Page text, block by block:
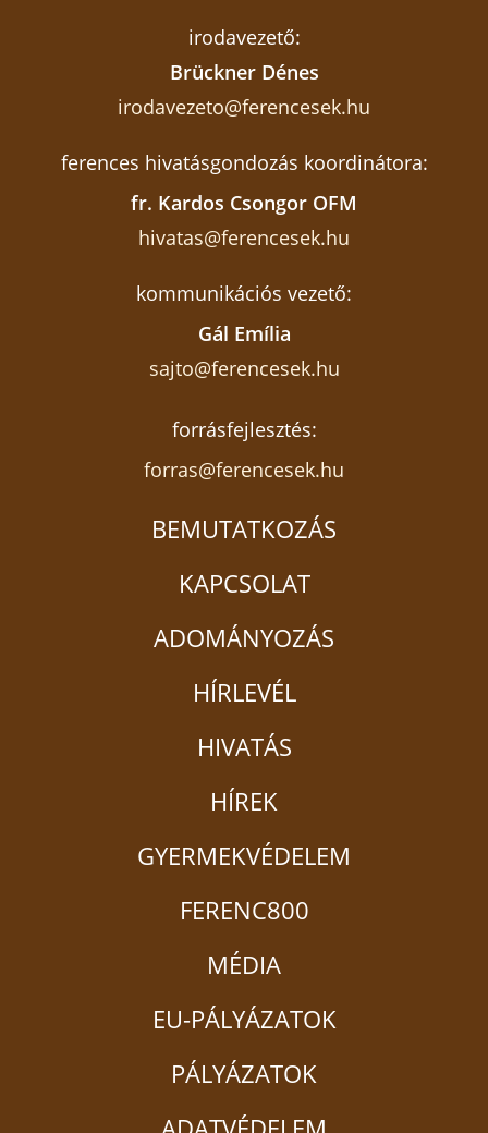
irodavezető:
Brückner Dénes
irodavezeto@ferencesek.hu
ferences hivatásgondozás koordinátora:
fr. Kardos Csongor OFM
hivatas@ferencesek.hu
kommunikációs vezető:
Gál Emília
sajto@ferencesek.hu
forrásfejlesztés:
forras@ferencesek.hu
BEMUTATKOZÁS
KAPCSOLAT
ADOMÁNYOZÁS
HÍRLEVÉL
HIVATÁS
HÍREK
GYERMEKVÉDELEM
FERENC800
MÉDIA
EU-PÁLYÁZATOK
PÁLYÁZATOK